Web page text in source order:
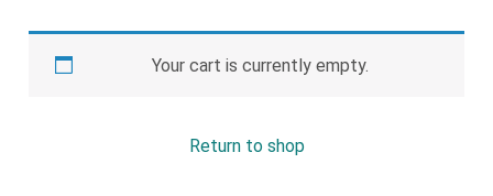
Your cart is currently empty.
Return to shop